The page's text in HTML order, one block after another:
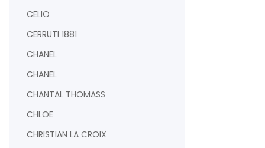
CELIO
CERRUTI 1881
CHANEL
CHANEL
CHANTAL THOMASS
CHLOE
CHRISTIAN LA CROIX